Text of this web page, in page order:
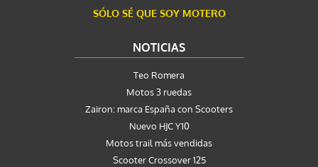
SÓLO SÉ QUE SOY MOTERO
NOTICIAS
Teo Romera
Motos 3 ruedas
Zairon: marca España con Scooters
Nuevo HJC Y10
Motos trail más vendidas
Scooter Crossover 125